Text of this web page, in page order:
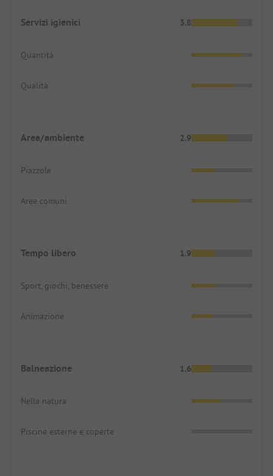
Servizi igienici 3.8
Quantità
Qualità
Area/ambiente 2.9
Piazzole
Aree comuni
Tempo libero 1.9
Sport, giochi, benessere
Animazione
Balneazione 1.6
Nella natura
Piscine esterne e coperte